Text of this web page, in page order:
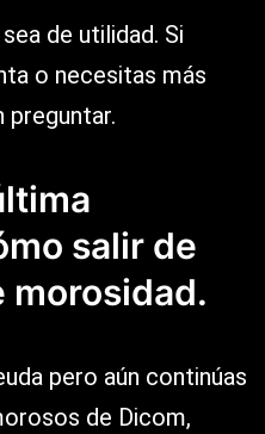
de utilidad. Si
o necesitas más
preguntar.
salir de
morosidad.
pero aún continúas
de Dicom,